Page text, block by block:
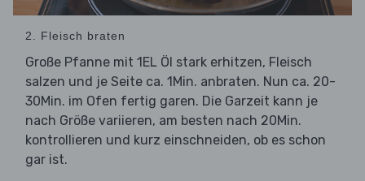
2. Fleisch braten
Große Pfanne mit 1EL Öl stark erhitzen, Fleisch
salzen und je Seite ca. 1Min. anbraten. Nun ca. 20-
30Min. im Ofen fertig garen. Die Garzeit kann je
nach Größe variieren, am besten nach 20Min.
kontrollieren und kurz einschneiden, ob es schon
gar ist.